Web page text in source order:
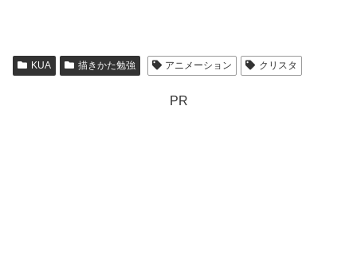
KUA 描きかた勉強 アニメーション クリスタ
PR